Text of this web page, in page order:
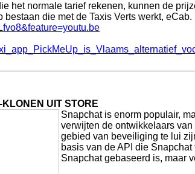
het normale tarief rekenen, kunnen de
die met de Taxis Verts werkt, eCab.
UIT STORE
Snapchat is enorm populair,
verwijten de ontwikkelaars
gebied van beveiliging te lui
basis van de API die
Snapchat gebaseerd is, maar